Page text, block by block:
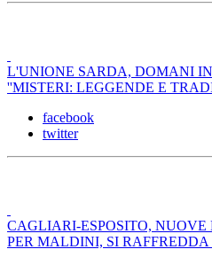
L'UNIONE SARDA, DOMANI
''MISTERI: LEGGENDE E
facebook
twitter
CAGLIARI-ESPOSITO, NUOVE
PER MALDINI, SI RAFFREDDA